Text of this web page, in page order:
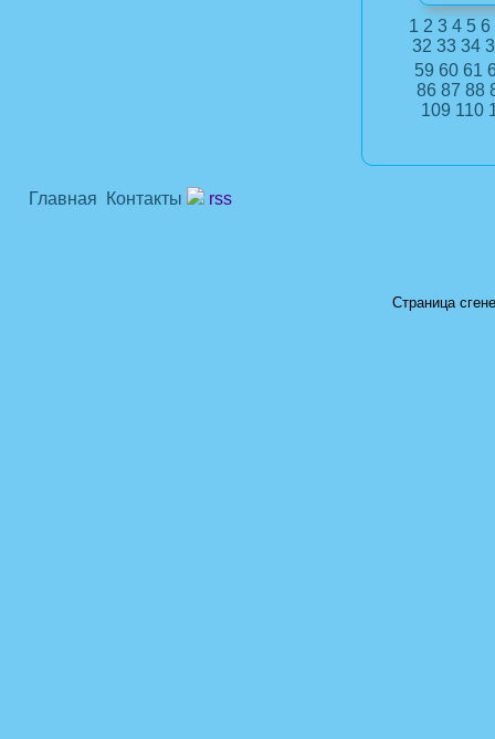
1 2 3 4 5 6
32 33 34
59 60 61
86 87 88
109 110
Главная Контакты rss
Страница